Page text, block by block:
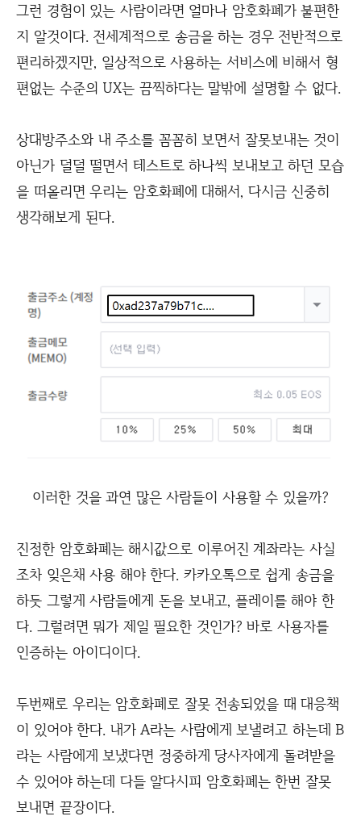
그런 경험이 있는 사람이라면 얼마나 암호화폐가 불편한
지 알것이다. 전세계적으로 송금을 하는 경우 전반적으로
편리하겠지만, 일상적으로 사용하는 서비스에 비해서 형
편없는 수준의 UX는 끔찍하다는 말밖에 설명할 수 없다.
상대방주소와 내 주소를 꼼꼼히 보면서 잘못보내는 것이
아닌가 덜덜 떨면서 테스트로 하나씩 보내보고 하던 모습
을 떠올리면 우리는 암호화폐에 대해서, 다시금 신중히
생각해보게 된다.
이러한 것을 과연 많은 사람들이 사용할 수 있을까?
진정한 암호화폐는 해시값으로 이루어진 계좌라는 사실
조차 잊은채 사용 해야 한다. 카카오톡으로 쉽게 송금을
하듯 그렇게 사람들에게 돈을 보내고, 플레이를 해야 한
다. 그럴려면 뭐가 제일 필요한 것인가? 바로 사용자를
인증하는 아이디이다.
두번째로 우리는 암호화폐로 잘못 전송되었을 때 대응책
이 있어야 한다. 내가 A라는 사람에게 보낼려고 하는데 B
라는 사람에게 보냈다면 정중하게 당사자에게 돌려받을
수 있어야 하는데 다들 알다시피 암호화폐는 한번 잘못
보내면 끝장이다.